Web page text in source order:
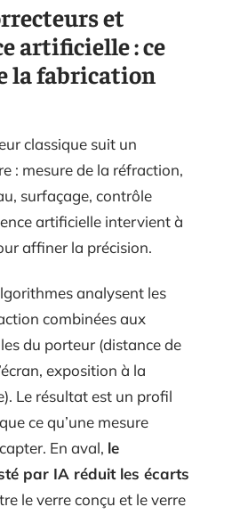
et
artificielle : ce
la fabrication
classique suit un
: mesure de la réfraction,
surfaçage, contrôle
artificielle intervient à
affiner la précision.
analysent les
combinées aux
du porteur (distance de
exposition à la
Le résultat est un profil
ce qu’une mesure
En aval, le
par IA réduit les écarts
le verre conçu et le verre